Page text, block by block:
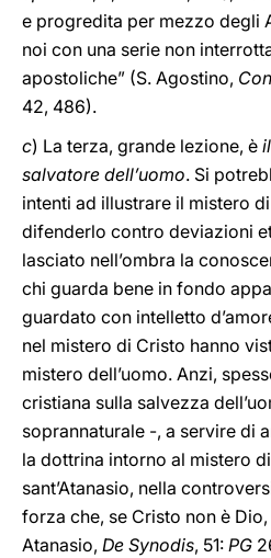
e progredita per mezzo degli
noi con una serie non
apostoliche” (S. Agostino,
42, 486).
c) La terza, grande lezione, è
salvatore dell’uomo. Si
intenti ad illustrare il mistero
difenderlo contro deviazioni
lasciato nell’ombra la
chi guarda bene in fondo
guardato con intelletto
nel mistero di Cristo hanno
mistero dell’uomo. Anzi,
cristiana sulla salvezza
soprannaturale -, a servire di
la dottrina intorno al mistero
sant’Atanasio, nella
forza che, se Cristo non è
Atanasio, De Synodis, 51: PG